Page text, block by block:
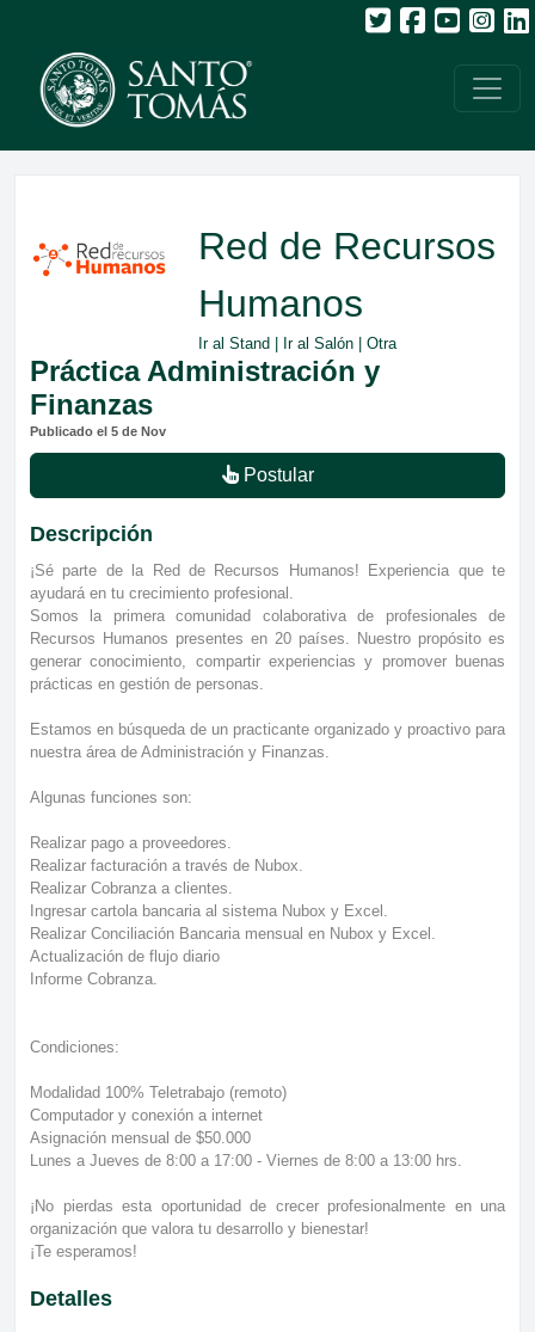
Red de Recursos
Humanos
Ir al Stand Ir al Salón| Otra
Práctica Administración y
Finanzas
Publicado el 5 de Nov
Postular
Descripción
¡Sé parte de la Red de Recursos Humanos! Experiencia que te
ayudará en tu crecimiento profesional.
Somos la primera comunidad colaborativa de profesionales de
Recursos Humanos presentes en 20 países. Nuestro propósito es
generar conocimiento, compartir experiencias y promover buenas
prácticas en gestión de personas.
Estamos en búsqueda de un practicante organizado y proactivo para
nuestra área de Administración y Finanzas.
Algunas funciones son:
Realizar pago a proveedores.
Realizar facturación a través de Nubox.
Realizar Cobranza a clientes.
Ingresar cartola bancaria al sistema Nubox y Excel.
Realizar Conciliación Bancaria mensual en Nubox y Excel.
Actualización de flujo diario
Informe Cobranza.
Condiciones:
Modalidad 100% Teletrabajo (remoto)
Computador y conexión a internet
Asignación mensual de $50.000
Lunes a Jueves de 8:00 a 17:00 - Viernes de 8:00 a 13:00 hrs.
¡No pierdas esta oportunidad de crecer profesionalmente en una
organización que valora tu desarrollo y bienestar!
¡Te esperamos!
Detalles